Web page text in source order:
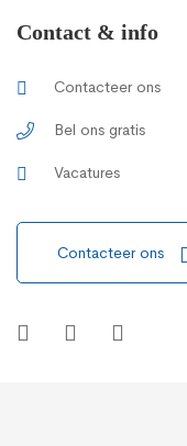
Contact & info
Contacteer ons
Bel ons gratis
Vacatures
Contacteer ons